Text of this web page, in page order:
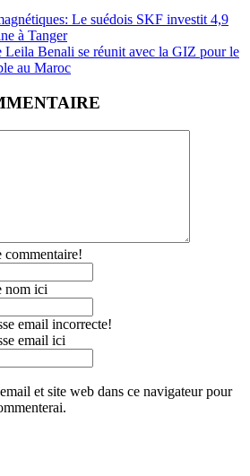
Le suédois SKF investit 4,9
à Tanger
Leila Benali se réunit avec la GIZ pour le
au Maroc
commentaire!
nom ici
email incorrecte!
email ici
et site web dans ce navigateur pour